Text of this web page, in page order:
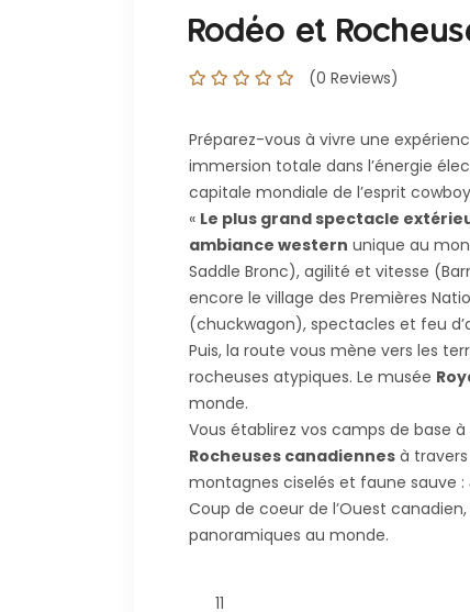
Rodéo et
(0 Reviews)
Préparez-vous à vivre une
immersion totale dans l’énergie
capitale mondiale de l’esprit
« Le plus grand spectacle
ambiance western unique au
Saddle Bronc), agilité et vitesse
encore le village des Premières
(chuckwagon), spectacles et feu
Puis, la route vous mène vers les
rocheuses atypiques. Le musée
monde.
Vous établirez vos camps de base
Rocheuses canadiennes à
montagnes ciselés et faune sauve :
Coup de coeur de l’Ouest
panoramiques au monde.
11